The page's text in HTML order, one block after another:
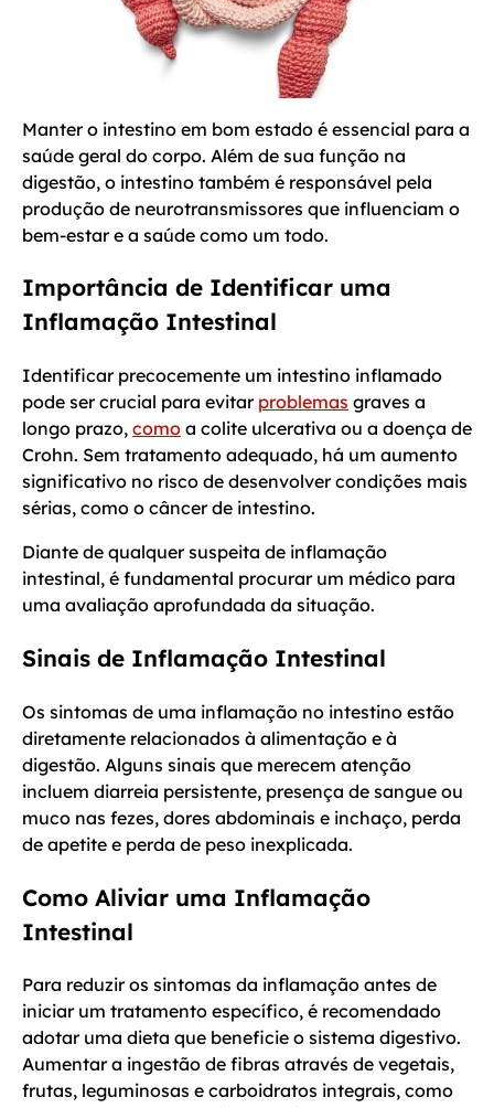
Manter o intestino em bom estado é essencial para a
saúde geral do corpo. Além de sua função na
digestão, o intestino também é responsável pela
produção de neurotransmissores que influenciam o
bem-estar e a saúde como um todo.
Importância de Identificar uma
Inflamação Intestinal
Identificar precocemente um intestino inflamado
pode ser crucial para evitar problemas graves a
longo prazo, como a colite ulcerativa ou a doença de
Crohn. Sem tratamento adequado, há um aumento
significativo no risco de desenvolver condições mais
sérias, como o câncer de intestino.
Diante de qualquer suspeita de inflamação
intestinal, é fundamental procurar um médico para
uma avaliação aprofundada da situação.
Sinais de Inflamação Intestinal
Os sintomas de uma inflamação no intestino estão
diretamente relacionados à alimentação e à
digestão. Alguns sinais que merecem atenção
incluem diarreia persistente, presença de sangue ou
muco nas fezes, dores abdominais e inchaço, perda
de apetite e perda de peso inexplicada.
Como Aliviar uma Inflamação
Intestinal
Para reduzir os sintomas da inflamação antes de
iniciar um tratamento específico, é recomendado
adotar uma dieta que beneficie o sistema digestivo.
Aumentar a ingestão de fibras através de vegetais,
frutas, leguminosas e carboidratos integrais, como